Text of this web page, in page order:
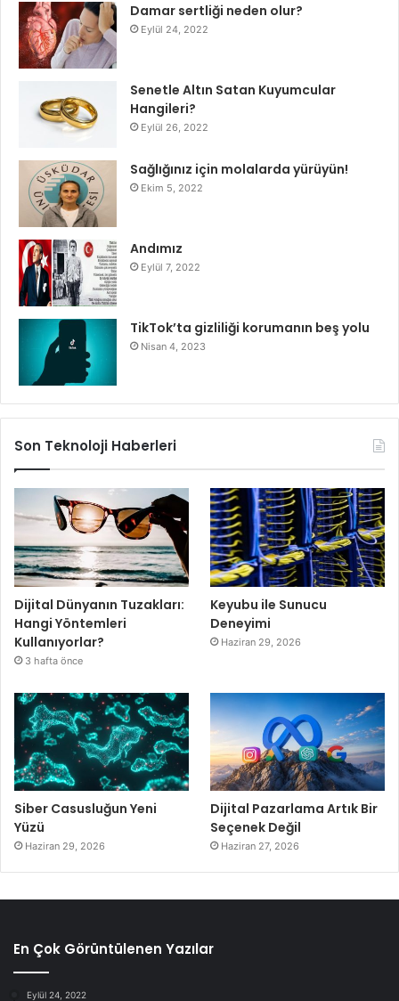
Damar sertliği neden olur?
Eylül 24, 2022
Senetle Altın Satan Kuyumcular
Hangileri?
Eylül 26, 2022
Sağlığınız için molalarda yürüyün!
Ekim 5, 2022
Andımız
Eylül 7, 2022
TikTok’ta gizliliği korumanın beş yolu
Nisan 4, 2023
Son Teknoloji Haberleri
Dijital Dünyanın Tuzakları:
Hangi Yöntemleri
Kullanıyorlar?
3 hafta önce
Keyubu ile Sunucu
Deneyimi
Haziran 29, 2026
Siber Casusluğun Yeni
Yüzü
Haziran 29, 2026
Dijital Pazarlama Artık Bir
Seçenek Değil
Haziran 27, 2026
En Çok Görüntülenen Yazılar
Eylül 24, 2022